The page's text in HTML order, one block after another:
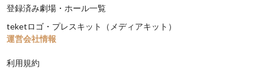
登録済み劇場・ホール一覧
teketロゴ・プレスキット（メディアキット）
運営会社情報
利用規約